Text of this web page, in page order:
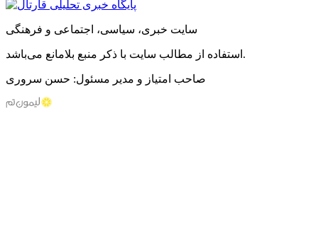
سایت خبری، سیاسی، اجتماعی و فرهنگی
استفاده از مطالب سایت با ذکر منبع بلامانع می‌باشد.
صاحب امتیاز و مدیر مسئول: حسن سروری